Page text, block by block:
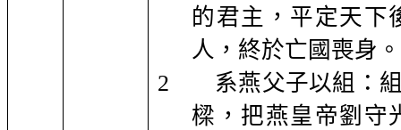
的君主，平定天下
人，終於亡國喪身。
2
系燕父子以組：
樑，把燕皇帝劉守